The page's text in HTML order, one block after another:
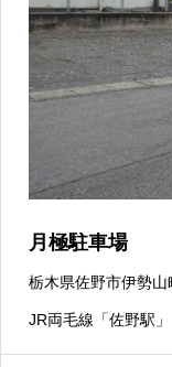
月極駐車場
栃木県佐野市伊勢山
JR両毛線「佐野駅」